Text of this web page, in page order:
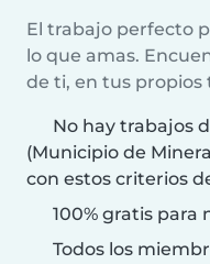
El trabajo perfecto
lo que amas.
de ti, en tus propios
No hay trabajos
(Municipio de
con estos criterios
100% gratis para
Todos los